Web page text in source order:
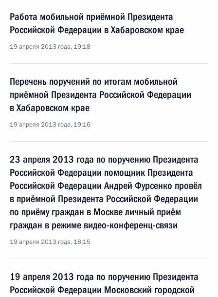
Работа мобильной приёмной Президента
Российской Федерации в Хабаровском крае
19 апреля 2013 года, 19:18
Перечень поручений по итогам мобильной
приёмной Президента Российской Федерации
в Хабаровском крае
19 апреля 2013 года, 19:16
23 апреля 2013 года по поручению Президента
Российской Федерации помощник Президента
Российской Федерации Андрей Фурсенко провёл
в приёмной Президента Российской Федерации
по приёму граждан в Москве личный приём
граждан в режиме видео-конференц-связи
19 апреля 2013 года, 18:15
19 апреля 2013 года по поручению Президента
Российской Федерации Московский городской